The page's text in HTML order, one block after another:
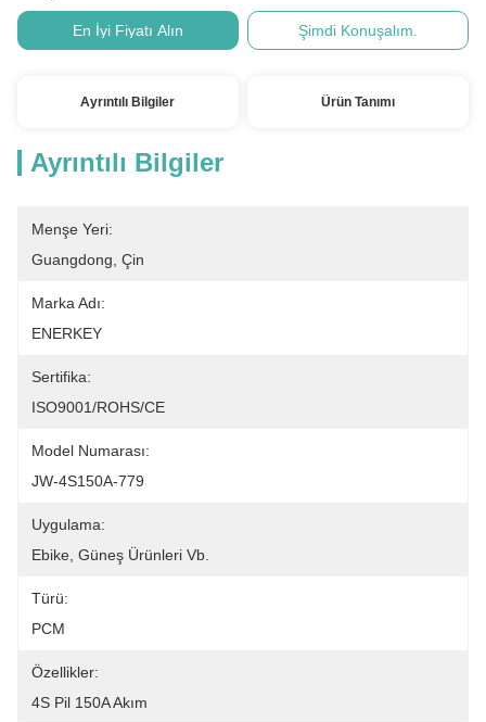
En İyi Fiyatı Alın Şimdi Konuşalım.
Ayrıntılı Bilgiler Ürün Tanımı
Ayrıntılı Bilgiler
Menşe Yeri:
Guangdong, Çin
Marka Adı:
ENERKEY
Sertifika:
ISO9001/ROHS/CE
Model Numarası:
JW-4S150A-779
Uygulama:
Ebike, Güneş Ürünleri Vb.
Türü:
PCM
Özellikler:
4S Pil 150A Akım